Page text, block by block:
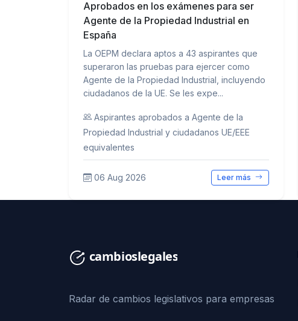
Aprobados en los exámenes para ser
Agente de la Propiedad Industrial en
España
La OEPM declara aptos a 43 aspirantes que
superaron las pruebas para ejercer como
Agente de la Propiedad Industrial, incluyendo
ciudadanos de la UE. Se les expe...
Aspirantes aprobados a Agente de la
Propiedad Industrial y ciudadanos UE/EEE
equivalentes
06 Aug 2026 Leer más
Radar de cambios legislativos para empresas